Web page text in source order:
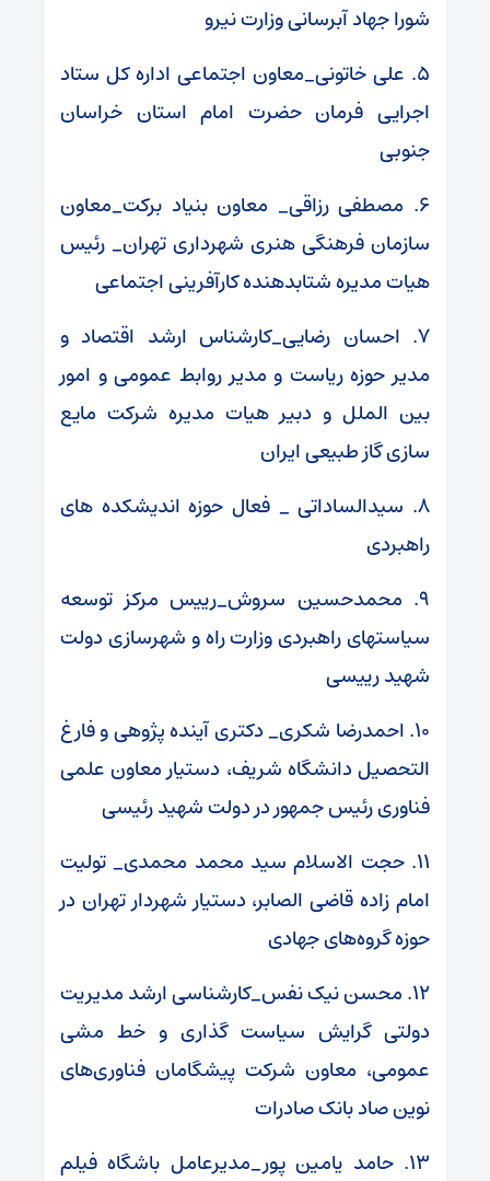
شورا جهاد آبرسانی وزارت نیرو
۵. علی خاتونی_معاون اجتماعی اداره کل ستاد
اجرایی فرمان حضرت امام استان خراسان
جنوبی
۶. مصطفی رزاقی_ معاون بنیاد برکت_معاون
سازمان فرهنگی هنری شهرداری تهران_ رئیس
هیات مدیره شتابدهنده کارآفرینی اجتماعی
۷. احسان رضایی_کارشناس ارشد اقتصاد و
مدیر حوزه ریاست و مدیر روابط عمومی و امور
بین الملل و دبیر هیات مدیره شرکت مایع
سازی گاز طبیعی ایران
۸. سیدالساداتی _ فعال حوزه اندیشکده های
راهبردی
۹. محمدحسین سروش_رییس مرکز توسعه
سیاستهای راهبردی وزارت راه و شهرسازی دولت
شهید رییسی
۱۰. احمدرضا شکری_ دکتری آینده پژوهی و فارغ
التحصیل دانشگاه شریف، دستیار معاون علمی
فناوری رئیس جمهور در دولت شهید رئیسی
۱۱. حجت الاسلام سید محمد محمدی_ تولیت
امام زاده قاضی الصابر، دستیار شهردار تهران در
حوزه گروه‌های جهادی
۱۲. محسن نیک نفس_کارشناسی ارشد مدیریت
دولتی گرایش سیاست گذاری و خط مشی
عمومی، معاون شرکت پیشگامان فناوری‌های
نوین صاد بانک صادرات
۱۳. حامد یامین پور_مدیرعامل باشگاه فیلم